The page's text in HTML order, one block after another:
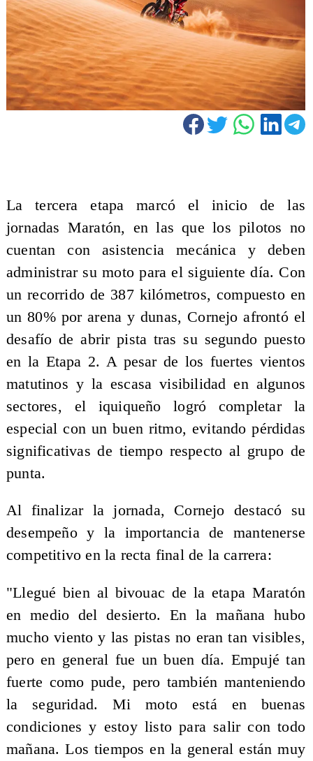
​La tercera etapa marcó el inicio de las
jornadas Maratón, en las que los pilotos no
cuentan con asistencia mecánica y deben
administrar su moto para el siguiente día. Con
un recorrido de 387 kilómetros, compuesto en
un 80% por arena y dunas, Cornejo afrontó el
desafío de abrir pista tras su segundo puesto
en la Etapa 2. A pesar de los fuertes vientos
matutinos y la escasa visibilidad en algunos
sectores, el iquiqueño logró completar la
especial con un buen ritmo, evitando pérdidas
significativas de tiempo respecto al grupo de
punta.
Al finalizar la jornada, Cornejo destacó su
desempeño y la importancia de mantenerse
competitivo en la recta final de la carrera:
"Llegué bien al bivouac de la etapa Maratón
en medio del desierto. En la mañana hubo
mucho viento y las pistas no eran tan visibles,
pero en general fue un buen día. Empujé tan
fuerte como pude, pero también manteniendo
la seguridad. Mi moto está en buenas
condiciones y estoy listo para salir con todo
mañana. Los tiempos en la general están muy